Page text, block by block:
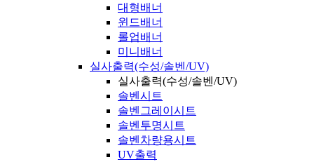
대형배너
윈드배너
롤업배너
미니배너
실사출력(수성/솔벤/UV)
실사출력(수성/솔벤/UV)
솔벤시트
솔벤그레이시트
솔벤투명시트
솔벤차량용시트
UV출력